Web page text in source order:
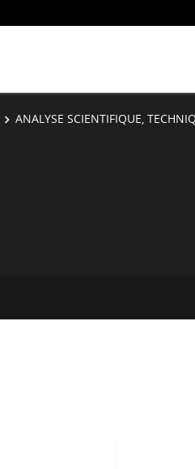
ANALYSE SCIENTIFIQUE,